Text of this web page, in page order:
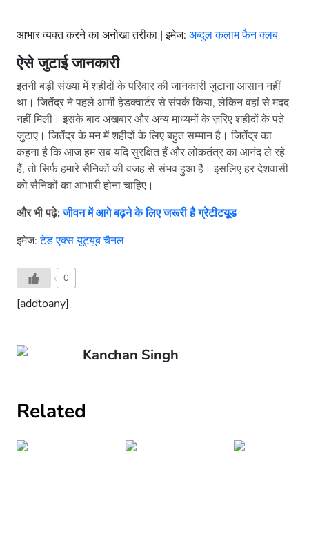
आभार व्यक्त करने का अनोखा तरीका | इमेज: अब्दुल कलाम फैन क्लब
ऐसे जुटाई जानकारी
इतनी बड़ी संख्या में शहीदों के परिवार की जानकारी जुटाना आसान नहीं
था। जितेंद्र ने पहले आर्मी हेडक्वार्टर से संपर्क किया, लेकिन वहां से मदद
नहीं मिली। इसके बाद अखबार और अन्य माध्यमों के ज़रिए शहीदों के पते
जुटाए। जितेंद्र के मन में शहीदों के लिए बहुत सम्मान है। जितेंद्र का
कहना है कि आज हम सब यदि सुरक्षित हैं और लोकतंत्र का आनंद ले रहे
हैं, तो सिर्फ हमारे सैनिकों की वजह से संभव हुआ है। इसलिए हर देशवासी
को सैनिकों का आभारी होना चाहिए।
और भी पढ़े: जीवन में आगे बढ़ने के लिए जरूरी है ग्रेटीटयूड
इमेज:टेड एक्स यूट्यूब चैनल
0
[addtoany]
Kanchan Singh
Related